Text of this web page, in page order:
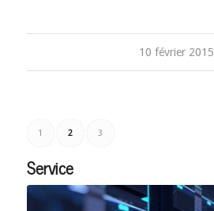
10 février 2015
1 2 3
Service